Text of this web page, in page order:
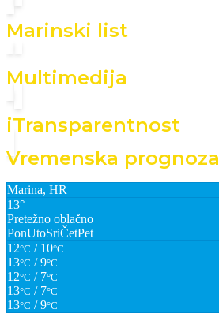
Marinski list
Multimedija
iTransparentnost
Vremenska prognoza
Marina, HR
13°
Pretežno oblačno
PonUtoSriČetPet
12°C / 10°C
13°C / 9°C
12°C / 7°C
13°C / 7°C
13°C / 9°C